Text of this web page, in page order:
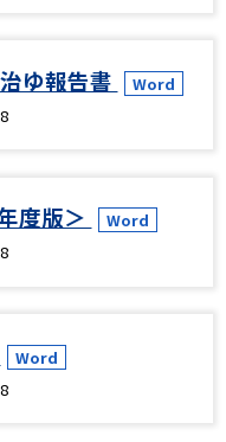
ゆ報告書
Word
度版＞
Word
Word